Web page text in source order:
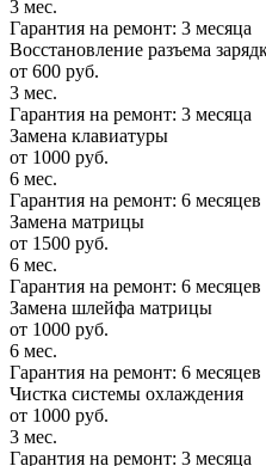
3 мес.
Гарантия на ремонт: 3 месяца
Восстановление разъема
от 600 руб.
3 мес.
Гарантия на ремонт: 3 месяца
Замена клавиатуры
от 1000 руб.
6 мес.
Гарантия на ремонт: 6 месяцев
Замена матрицы
от 1500 руб.
6 мес.
Гарантия на ремонт: 6 месяцев
Замена шлейфа матрицы
от 1000 руб.
6 мес.
Гарантия на ремонт: 6 месяцев
Чистка системы охлаждения
от 1000 руб.
3 мес.
Гарантия на ремонт: 3 месяца